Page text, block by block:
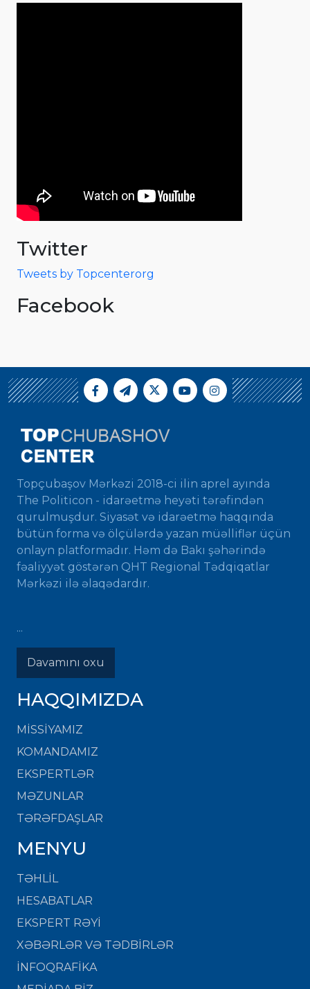
Twitter
Tweets by Topcenterorg
Facebook
Topçubaşov Mərkəzi 2018-ci ilin aprel ayında
The Politicon - idarəetmə heyəti tərəfindən
qurulmuşdur. Siyasət və idarəetmə haqqında
bütün forma və ölçülərdə yazan müəlliflər üçün
onlayn platformadır. Həm də Bakı şəhərində
fəaliyyət göstərən QHT Regional Tədqiqatlar
Mərkəzi ilə əlaqədardır.
...
Davamını oxu
HAQQIMIZDA
MISSIYAMIZ
KOMANDAMIZ
EKSPERTLƏR
MƏZUNLAR
TƏRƏFDAŞLAR
MENYU
TƏHLİL
HESABATLAR
EKSPERT RƏYİ
XƏBƏRLƏR VƏ TƏDBİRLƏR
İNFOQRAFİKA